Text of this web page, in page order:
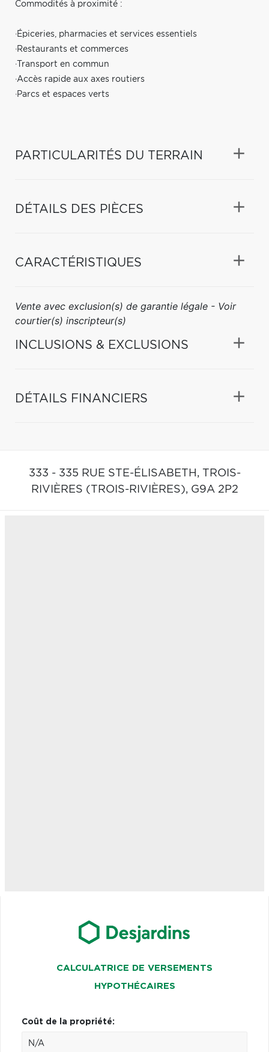
Commodités à proximité :
·Épiceries, pharmacies et services essentiels
·Restaurants et commerces
·Transport en commun
·Accès rapide aux axes routiers
·Parcs et espaces verts
PARTICULARITÉS DU TERRAIN
DÉTAILS DES PIÈCES
CARACTÉRISTIQUES
Vente avec exclusion(s) de garantie légale - Voir
courtier(s) inscripteur(s)
INCLUSIONS & EXCLUSIONS
DÉTAILS FINANCIERS
333 - 335 RUE STE-ÉLISABETH, TROIS-
RIVIÈRES (TROIS-RIVIÈRES), G9A 2P2
CALCULATRICE DE VERSEMENTS
HYPOTHÉCAIRES
Coût de la propriété: